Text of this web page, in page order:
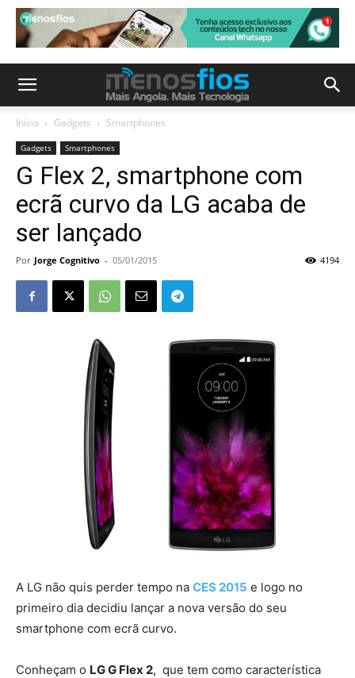
Início Gadgets Smartphones
Gadgets Smartphones
G Flex 2, smartphone com
ecrã curvo da LG acaba de
ser lançado
Por Jorge Cognitivo - 05/01/2015 4194
A LG não quis perder tempo na CES 2015 e logo no
primeiro dia decidiu lançar a nova versão do seu
smartphone com ecrã curvo.
Conheçam o LG G Flex 2, que tem como característica